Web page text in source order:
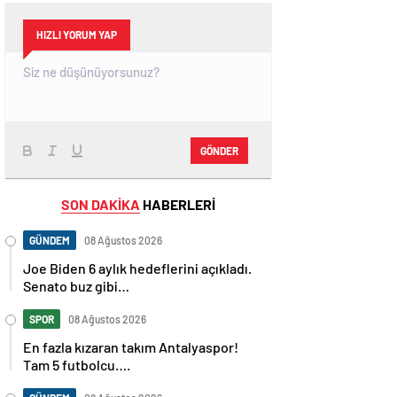
HIZLI YORUM YAP
GÖNDER
SON DAKİKA HABERLERİ
GÜNDEM 08 Ağustos 2026
Joe Biden 6 aylık hedeflerini açıkladı.
Senato buz gibi…
SPOR 08 Ağustos 2026
En fazla kızaran takım Antalyaspor!
Tam 5 futbolcu….